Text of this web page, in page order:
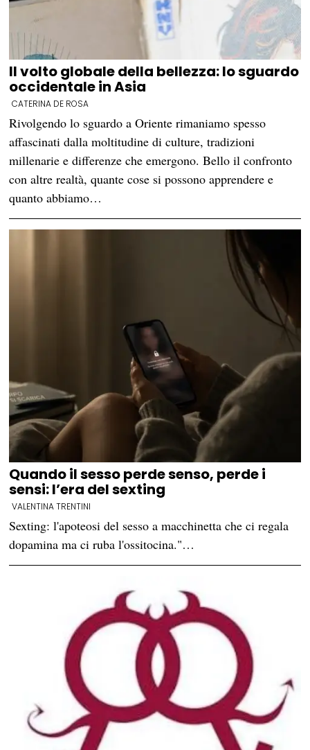
Il volto globale della bellezza: lo sguardo
occidentale in Asia
CATERINA DE ROSA
Rivolgendo lo sguardo a Oriente rimaniamo spesso
affascinati dalla moltitudine di culture, tradizioni
millenarie e differenze che emergono. Bello il confronto
con altre realtà, quante cose si possono apprendere e
quanto abbiamo…
Quando il sesso perde senso, perde i
sensi: l’era del sexting
VALENTINA TRENTINI
Sexting: l'apoteosi del sesso a macchinetta che ci regala
dopamina ma ci ruba l'ossitocina."…